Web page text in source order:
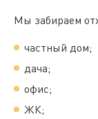
Мы забираем
частный дом;
дача;
офис;
ЖК;